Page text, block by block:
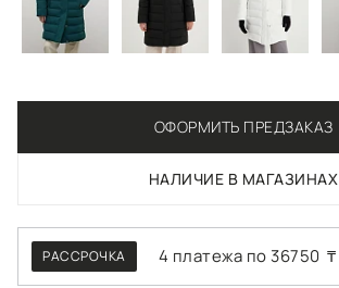
ОФОРМИТЬ ПРЕДЗАКАЗ
НАЛИЧИЕ В МАГАЗИНАХ
РАССРОЧКА 4 платежа по 36750 ₸